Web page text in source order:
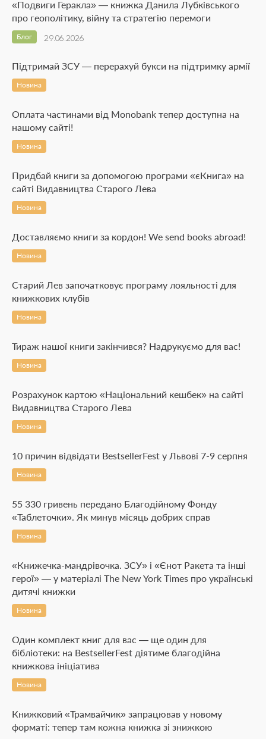
«Подвиги Геракла» — книжка Данила Лубківського
про геополітику, війну та стратегію перемоги
29.06.2026
Блог
Підтримай ЗСУ — перерахуй букси на підтримку армії
Новина
Оплата частинами від Monobank тепер доступна на
нашому сайті!
Новина
Придбай книги за допомогою програми «єКнига» на
сайті Видавництва Старого Лева
Новина
Доставляємо книги за кордон! We send books abroad!
Новина
Старий Лев започатковує програму лояльності для
книжкових клубів
Новина
Тираж нашої книги закінчився? Надрукуємо для вас!
Новина
Розрахунок картою «Національний кешбек» на сайті
Видавництва Старого Лева
Новина
10 причин відвідати BestsellerFest у Львові 7-9 серпня
Новина
55 330 гривень передано Благодійному Фонду
«Таблеточки». Як минув місяць добрих справ
Новина
«Книжечка-мандрівочка. ЗСУ» і «Єнот Ракета та інші
герої» — у матеріалі The New York Times про українські
дитячі книжки
Новина
Один комплект книг для вас — ще один для
бібліотеки: на BestsellerFest діятиме благодійна
книжкова ініціатива
Новина
Книжковий «Трамвайчик» запрацював у новому
форматі: тепер там кожна книжка зі знижкою